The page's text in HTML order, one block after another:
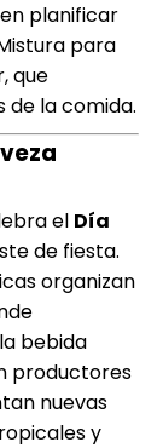
planificar
para
que
de la comida.
el Día
de fiesta.
organizan
bebida
productores
nuevas
y